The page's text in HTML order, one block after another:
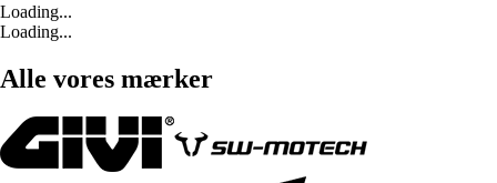
Loading...
Loading...
Alle vores mærker